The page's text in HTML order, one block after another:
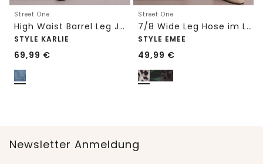
Street One
High Waist Barrel Leg Jeans im Loose Fit
STYLE KARLIE
69,99 €
Street One
7/8 Wide Leg Hose im Loose Fit mit Print
STYLE EMEE
49,99 €
Newsletter Anmeldung